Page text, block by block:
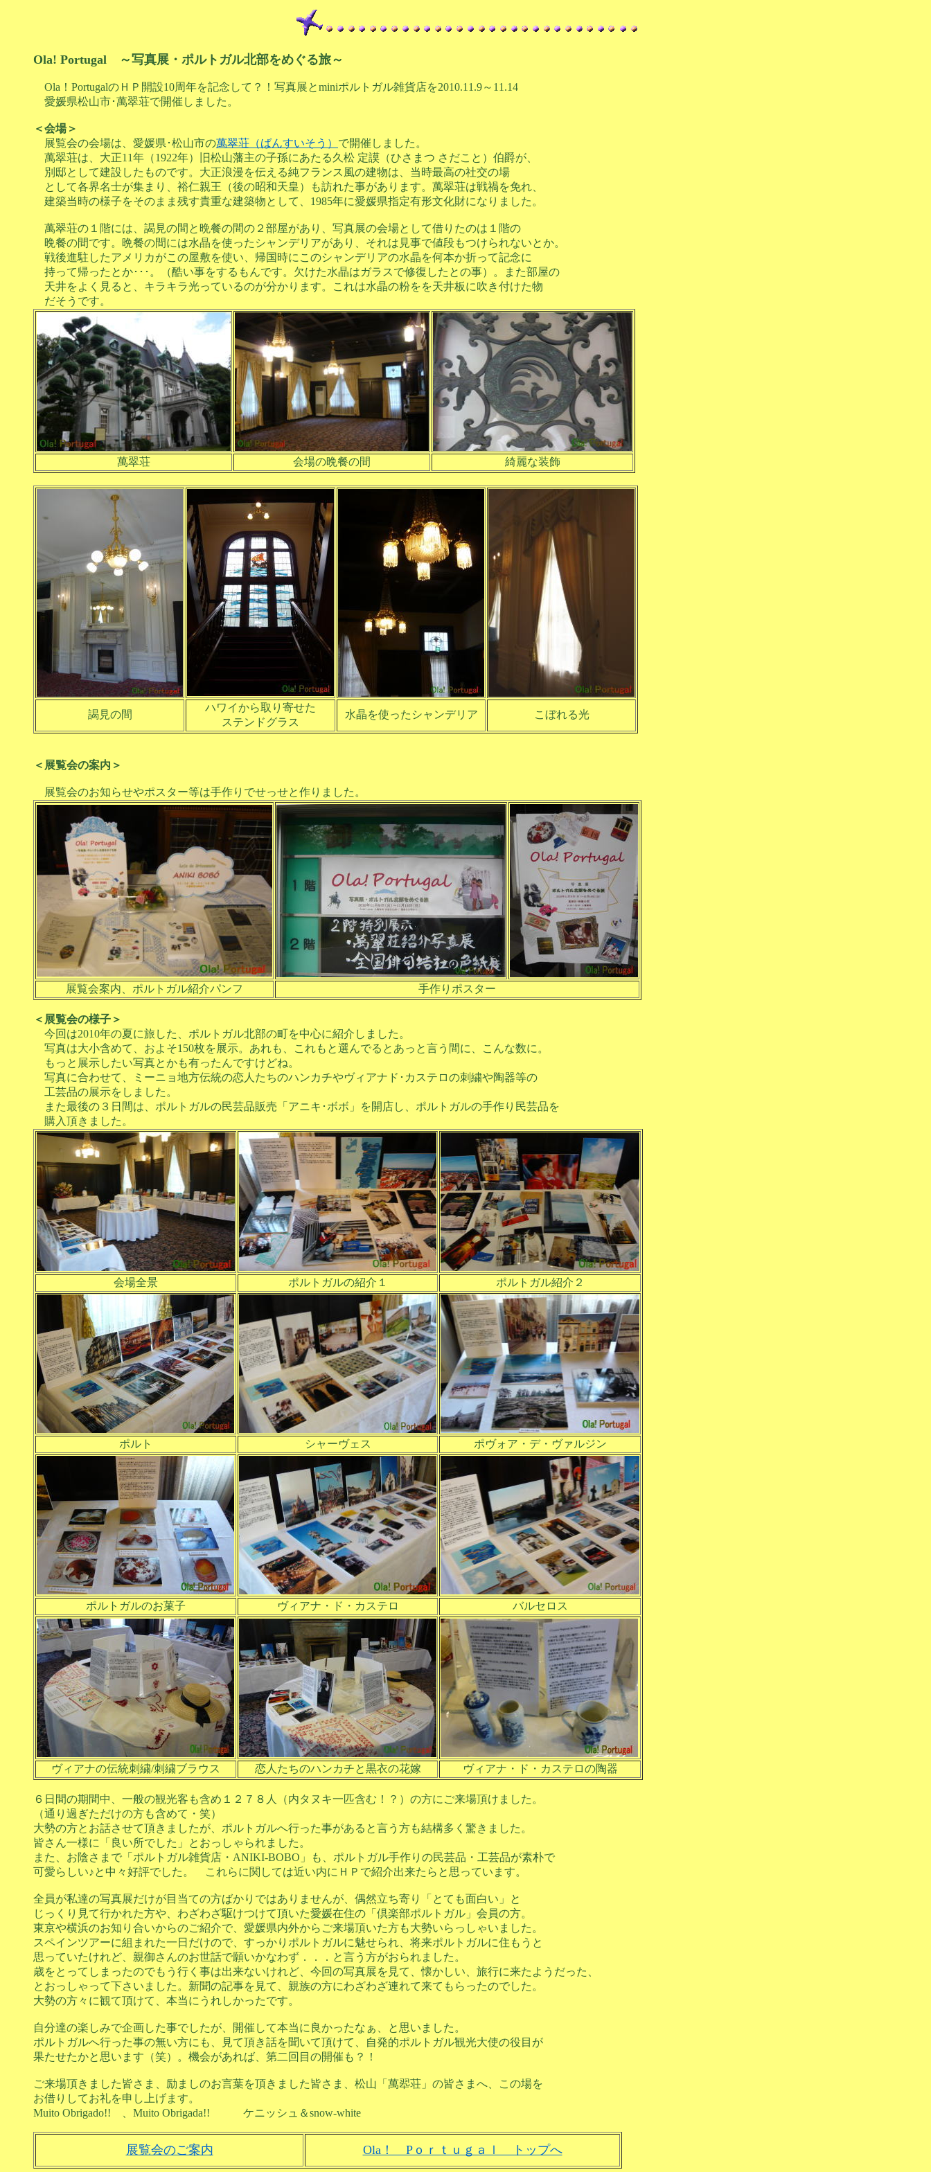
Ola! Portugal ～写真展・ポルトガル北部をめぐる旅～
Ola！PortugalのＨＰ開設10周年を記念して？！写真展とminiポルトガル雑貨店を2010.11.9～11.14
愛媛県松山市･萬翠荘で開催しました。
＜会場＞
展覧会の会場は、愛媛県･松山市の萬翠荘（ばんすいそう） で開催しました。
萬翠荘は、大正11年（1922年）旧松山藩主の子孫にあたる久松 定謨（ひさまつ さだこと）伯爵が、
別邸として建設したものです。大正浪漫を伝える純フランス風の建物は、当時最高の社交の場
として各界名士が集まり、裕仁親王（後の昭和天皇）も訪れた事があります。萬翠荘は戦禍を免れ、
建築当時の様子をそのまま残す貴重な建築物として、1985年に愛媛県指定有形文化財になりました。
萬翠荘の１階には、謁見の間と晩餐の間の２部屋があり、写真展の会場として借りたのは１階の
晩餐の間です。晩餐の間には水晶を使ったシャンデリアがあり、それは見事で値段もつけられないとか。
戦後進駐したアメリカがこの屋敷を使い、帰国時にこのシャンデリアの水晶を何本か折って記念に
持って帰ったとか･･･。（酷い事をするもんです。欠けた水晶はガラスで修復したとの事）。また部屋の
天井をよく見ると、キラキラ光っているのが分かります。これは水晶の粉をを天井板に吹き付けた物
だそうです。
萬翠荘 会場の晩餐の間 綺麗な装飾
謁見の間
ハワイから取り寄せた
ステンドグラス
水晶を使ったシャンデリア こぼれる光
＜展覧会の案内＞
展覧会のお知らせやポスター等は手作りでせっせと作りました。
展覧会案内、ポルトガル紹介パンフ 手作りポスター
＜展覧会の様子＞
今回は2010年の夏に旅した、ポルトガル北部の町を中心に紹介しました。
写真は大小含めて、およそ150枚を展示。あれも、これもと選んでるとあっと言う間に、こんな数に。
もっと展示したい写真とかも有ったんですけどね。
写真に合わせて、ミーニョ地方伝統の恋人たちのハンカチやヴィアナド･カステロの刺繍や陶器等の
工芸品の展示をしました。
また最後の３日間は、ポルトガルの民芸品販売「アニキ･ボボ」を開店し、ポルトガルの手作り民芸品を
購入頂きました。
会場全景 ポルトガルの紹介１ ポルトガル紹介２
ポルト シャーヴェス ポヴォア・デ・ヴァルジン
ポルトガルのお菓子 ヴィアナ・ド・カステロ バルセロス
ヴィアナの伝統刺繍/刺繍ブラウス 恋人たちのハンカチと黒衣の花嫁 ヴィアナ・ド・カステロの陶器
６日間の期間中、一般の観光客も含め１２７８人（内タヌキ一匹含む！？）の方にご来場頂けました。
（通り過ぎただけの方も含めて・笑）
大勢の方とお話させて頂きましたが、ポルトガルへ行った事があると言う方も結構多く驚きました。
皆さん一様に「良い所でした」とおっしゃられました。
また、お陰さまで「ポルトガル雑貨店・ANIKI-BOBO」も、ポルトガル手作りの民芸品・工芸品が素朴で
可愛らしい♪と中々好評でした。 これらに関しては近い内にＨＰで紹介出来たらと思っています。
全員が私達の写真展だけが目当ての方ばかりではありませんが、偶然立ち寄り「とても面白い」と
じっくり見て行かれた方や、わざわざ駆けつけて頂いた愛媛在住の「倶楽部ポルトガル」会員の方。
東京や横浜のお知り合いからのご紹介で、愛媛県内外からご来場頂いた方も大勢いらっしゃいました。
スペインツアーに組まれた一日だけので、すっかりポルトガルに魅せられ、将来ポルトガルに住もうと
思っていたけれど、親御さんのお世話で願いかなわず．．．と言う方がおられました。
歳をとってしまったのでもう行く事は出来ないけれど、今回の写真展を見て、懐かしい、旅行に来たようだった、
とおっしゃって下さいました。新聞の記事を見て、親族の方にわざわざ連れて来てもらったのでした。
大勢の方々に観て頂けて、本当にうれしかったです。
自分達の楽しみで企画した事でしたが、開催して本当に良かったなぁ、と思いました。
ポルトガルへ行った事の無い方にも、見て頂き話を聞いて頂けて、自発的ポルトガル観光大使の役目が
果たせたかと思います（笑）。機会があれば、第二回目の開催も？！
ご来場頂きました皆さま、励ましのお言葉を頂きました皆さま、松山「萬翆荘」の皆さまへ、この場を
お借りしてお礼を申し上げます。
Muito Obrigado!! 、Muito Obrigada!! ケニッシュ＆snow-white
展覧会のご案内 Ola！ Pｏｒｔｕｇａｌ トップへ